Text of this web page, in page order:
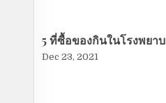
5 ที่ซื้อของกินในโรงพยา
Dec 23, 2021